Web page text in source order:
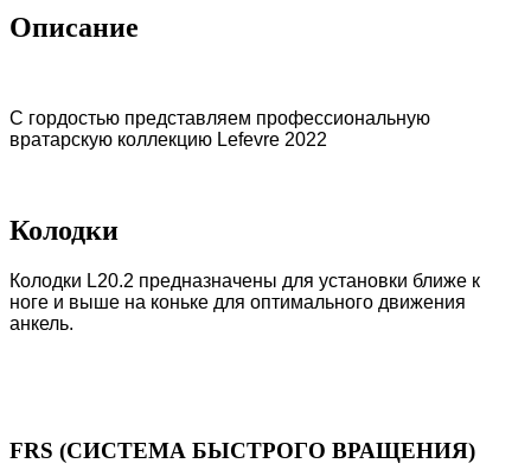
Описание
С гордостью представляем профессиональную
вратарскую коллекцию Lefevre 2022
Колодки
Колодки L20.2 предназначены для установки ближе к
ноге и выше на коньке для оптимального движения
анкель.
FRS (СИСТЕМА БЫСТРОГО ВРАЩЕНИЯ)